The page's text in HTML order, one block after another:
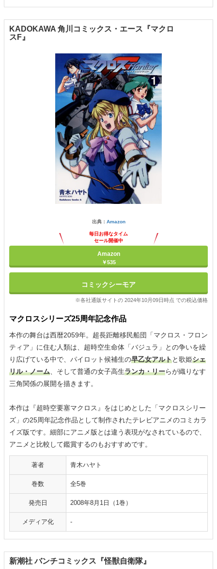
KADOKAWA 角川コミックス・エース『マクロ
スF』
出典： Amazon
毎日お得なタイム
セール開催中
Amazon
￥535
コミックシーモア
※各社通販サイトの 2024年10月09日時点 での税込価格
マクロスシリーズ25周年記念作品
本作の舞台は西暦2059年。超長距離移民船団「マクロス・フロン
ティア」に住む人類は、超時空生命体「バジュラ」との争いを繰
り広げている中で、パイロット候補生の早乙女アルトと歌姫シェ
リル・ノーム 、そして普通の女子高生ランカ・リーらが織りなす
三角関係の展開を描きます。
本作は『超時空要塞マクロス』をはじめとした「マクロスシリー
ズ」の25周年記念作品として制作されたテレビアニメのコミカラ
イズ版です。細部にアニメ版とは違う表現がなされているので、
アニメと比較して鑑賞するのもおすすめです。
著者 青木ハヤト
巻数 全5巻
発売日 2008年8月1日（1巻）
メディア化 -
新潮社 バンチコミックス『怪獣自衛隊』